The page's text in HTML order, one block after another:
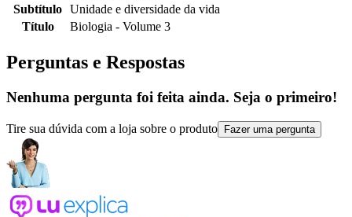
Subtítulo Unidade e diversidade da vida
Título
Biologia - Volume 3
Perguntas e Respostas
Nenhuma pergunta foi feita ainda. Seja o primeiro!
Tire sua dúvida com a loja sobre o produto Fazer uma pergunta